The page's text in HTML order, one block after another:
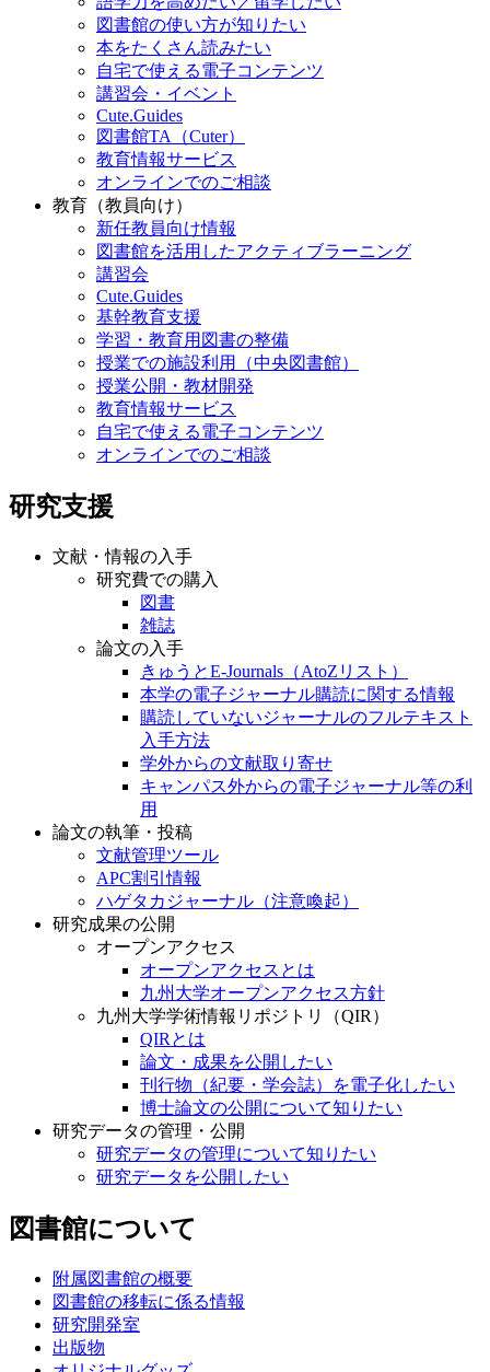
図書館の使い方が知りたい
本をたくさん読みたい
自宅で使える電子コンテンツ
講習会・イベント
Cute.Guides
図書館TA（Cuter）
教育情報サービス
オンラインでのご相談
教育（教員向け）
新任教員向け情報
図書館を活用したアクティブラーニング
講習会
Cute.Guides
基幹教育支援
学習・教育用図書の整備
授業での施設利用（中央図書館）
授業公開・教材開発
教育情報サービス
自宅で使える電子コンテンツ
オンラインでのご相談
研究支援
文献・情報の入手
研究費での購入
図書
雑誌
論文の入手
きゅうとE-Journals（AtoZリスト）
本学の電子ジャーナル購読に関する情報
購読していないジャーナルのフルテキスト
入手方法
学外からの文献取り寄せ
キャンパス外からの電子ジャーナル等の利
用
論文の執筆・投稿
文献管理ツール
APC割引情報
ハゲタカジャーナル（注意喚起）
研究成果の公開
オープンアクセス
オープンアクセスとは
九州大学オープンアクセス方針
九州大学学術情報リポジトリ（QIR）
QIRとは
論文・成果を公開したい
刊行物（紀要・学会誌）を電子化したい
博士論文の公開について知りたい
研究データの管理・公開
研究データの管理について知りたい
研究データを公開したい
図書館について
附属図書館の概要
図書館の移転に係る情報
研究開発室
出版物